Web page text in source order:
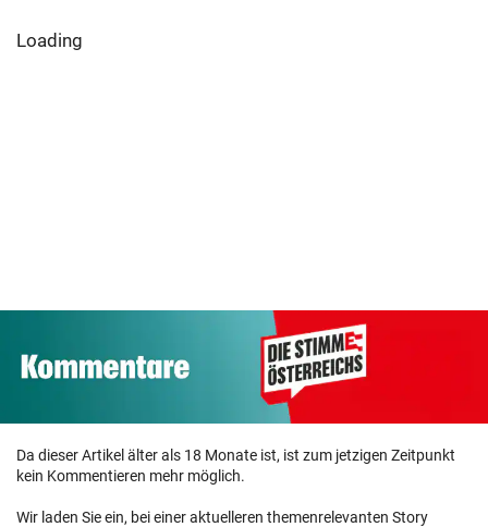
Da dieser Artikel älter als 18 Monate ist, ist zum jetzigen Zeitpunkt
kein Kommentieren mehr möglich.
Wir laden Sie ein, bei einer aktuelleren themenrelevanten Story